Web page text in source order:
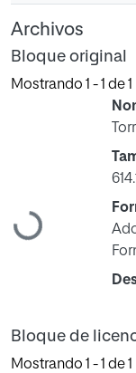
Archivos
Bloque original
Mostrando 1 - 1 de 1
Cargando...
Bloque de
Mostrando 1 - 1 de 1